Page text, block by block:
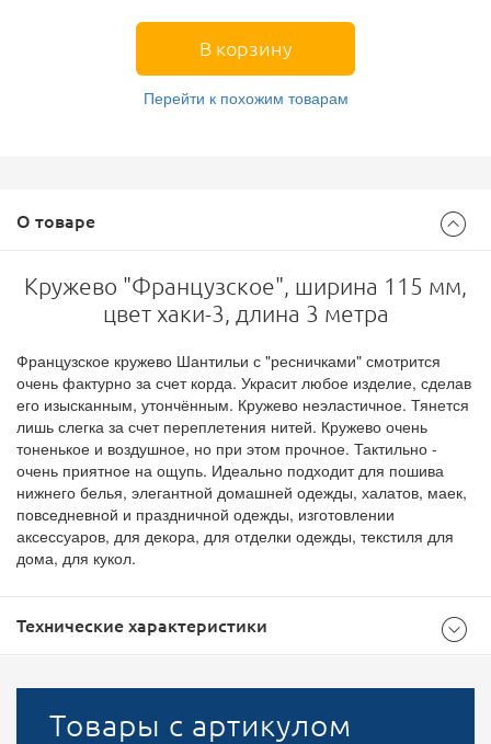
В корзину
Перейти к похожим товарам
О товаре
Кружево "Французское", ширина 115 мм,
цвет хаки-3, длина 3 метра
Французское кружево Шантильи с "ресничками" смотрится
очень фактурно за счет корда. Украсит любое изделие, сделав
его изысканным, утончённым. Кружево неэластичное. Тянется
лишь слегка за счет переплетения нитей. Кружево очень
тоненькое и воздушное, но при этом прочное. Тактильно -
очень приятное на ощупь. Идеально подходит для пошива
нижнего белья, элегантной домашней одежды, халатов, маек,
повседневной и праздничной одежды, изготовлении
аксессуаров, для декора, для отделки одежды, текстиля для
дома, для кукол.
Технические характеристики
Товары с артикулом